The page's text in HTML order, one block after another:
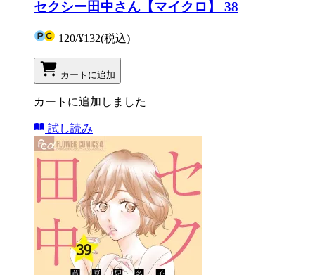
セクシー田中さん【マイクロ】 38
120/¥132(税込)
カートに追加
カートに追加しました
試し読み